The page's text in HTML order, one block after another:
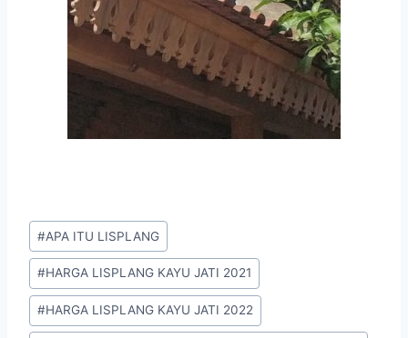
#APA ITU LISPLANG
#HARGA LISPLANG KAYU JATI 2021
#HARGA LISPLANG KAYU JATI 2022